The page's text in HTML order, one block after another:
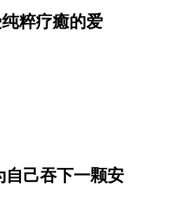
粹疗癒的爱
自己吞下一颗安